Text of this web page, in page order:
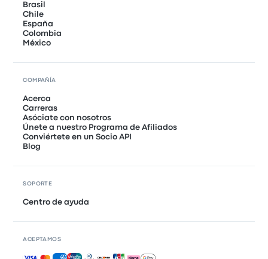
Brasil
Chile
España
Colombia
México
COMPAÑÍA
Acerca
Carreras
Asóciate con nosotros
Únete a nuestro Programa de Afiliados
Conviértete en un Socio API
Blog
SOPORTE
Centro de ayuda
ACEPTAMOS
Pagos aceptados